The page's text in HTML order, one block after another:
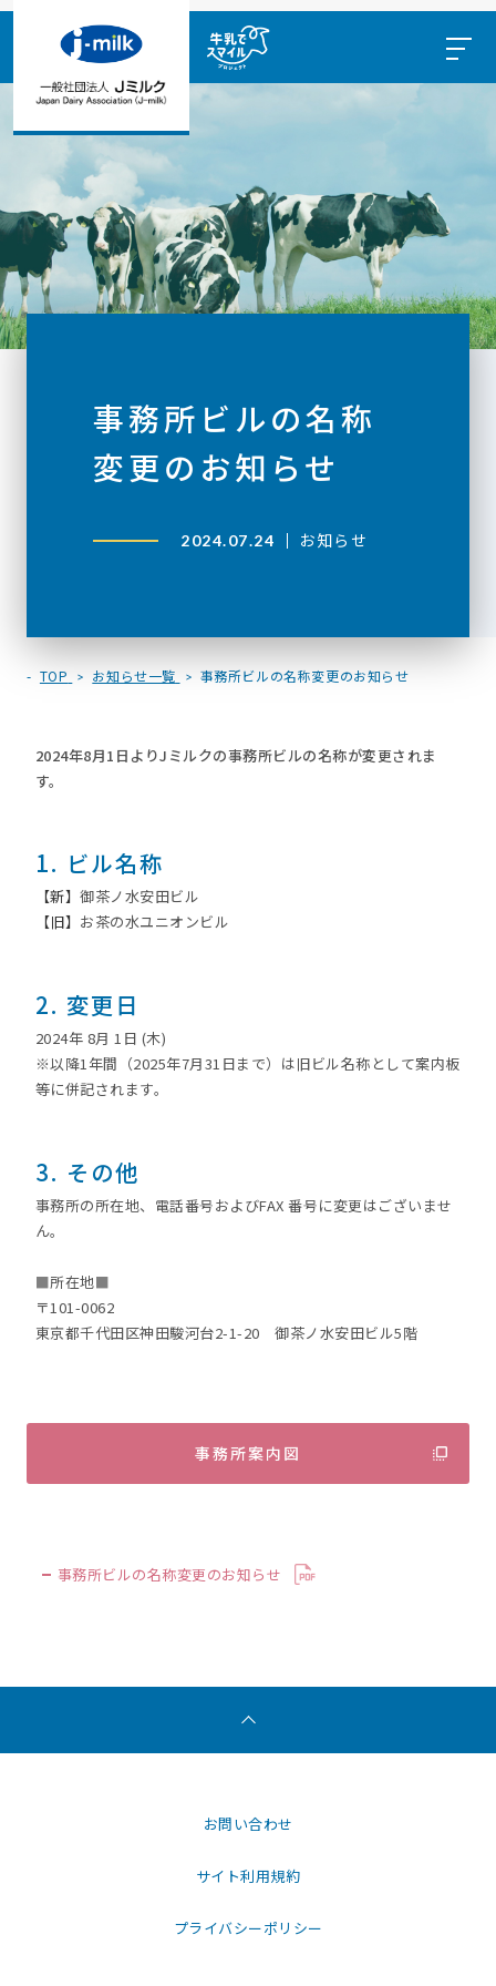
事務所ビルの名称
変更のお知らせ
2024.07.24 お知らせ
TOP お知らせ一覧 事務所ビルの名称変更のお知らせ
2024年8月1日よりJミルクの事務所ビルの名称が変更されま
す。
1. ビル名称
【新】御茶ノ⽔安⽥ビル
【旧】 お茶の⽔ユニオンビル
2. 変更日
2024年 8月 1日 (木)
※以降1年間（2025年7⽉31⽇まで）は旧ビル名称として案内板
等に併記されます。
3. その他
事務所の所在地、電話番号およびFAX 番号に変更はございませ
ん。
■所在地■
〒101-0062
東京都千代⽥区神⽥駿河台2-1-20 御茶ノ⽔安⽥ビル5階
事務所案内図
事務所ビルの名称変更のお知らせ
お問い合わせ
サイト利用規約
プライバシーポリシー